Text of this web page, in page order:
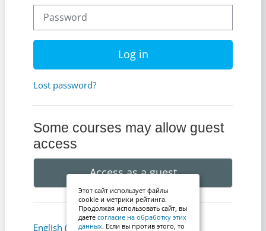
Log in
Lost password?
Some courses may allow guest
access
Access as a guest
English ‎(en)‎ Cookies notice
Этот сайт использует файлы
cookie и метрики рейтинга.
Продолжая использовать сайт, вы
даете согласие на обработку этих
данных. Если вы против этого, то